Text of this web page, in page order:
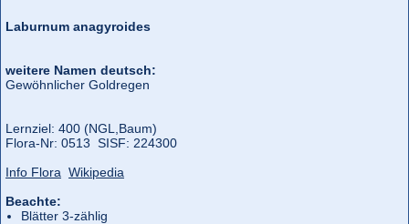
Laburnum anagyroides
weitere Namen deutsch:
Gewöhnlicher Goldregen
Lernziel: 400 (NGL, Baum)
Flora‑Nr: 0513 SISF: 224300
Info Flora Wikipedia
Beachte:
Blätter 3-zählig